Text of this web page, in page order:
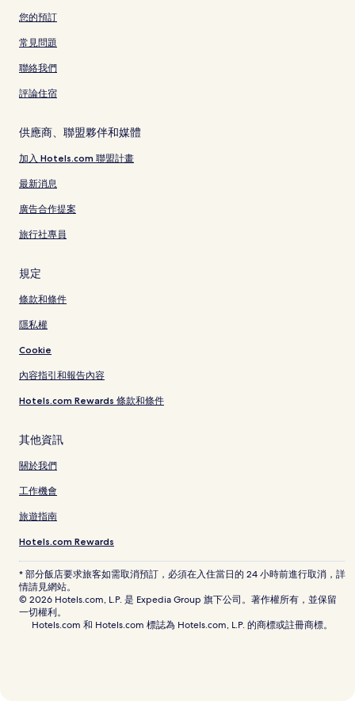
您的預訂
常見問題
聯絡我們
評論住宿
供應商、聯盟夥伴和媒體
加入 Hotels.com 聯盟計畫
最新消息
廣告合作提案
旅行社專員
規定
條款和條件
隱私權
Cookie
內容指引和報告內容
Hotels.com Rewards 條款和條件
其他資訊
關於我們
工作機會
旅遊指南
Hotels.com Rewards
* 部分飯店要求旅客如需取消預訂，必須在入住當日的 24 小時前進行取消，詳
情請見網站。
© 2026 Hotels.com, L.P. 是 Expedia Group 旗下公司。著作權所有，並保留
一切權利。
Hotels.com 和 Hotels.com 標誌為 Hotels.com, L.P. 的商標或註冊商標。